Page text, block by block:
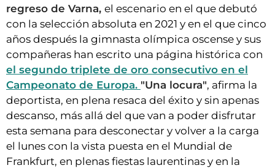
regreso de Varna, el escenario en el que debutó
con la selección absoluta en 2021 y en el que cinco
años después la gimnasta olímpica oscense y sus
compañeras han escrito una página histórica con
el segundo triplete de oro consecutivo en el
Campeonato de Europa. "Una locura", afirma la
deportista, en plena resaca del éxito y sin apenas
descanso, más allá del que van a poder disfrutar
esta semana para desconectar y volver a la carga
el lunes con la vista puesta en el Mundial de
Frankfurt, en plenas fiestas laurentinas y en la